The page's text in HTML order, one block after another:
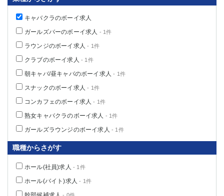
キャバクラのボーイ求人
ガールズバーのボーイ求人 - 1件
ラウンジのボーイ求人 - 1件
クラブのボーイ求人 - 1件
朝キャバ/昼キャバのボーイ求人 - 1件
スナックのボーイ求人 - 1件
コンカフェのボーイ求人 - 1件
熟女キャバクラのボーイ求人 - 1件
ガールズラウンジのボーイ求人 - 1件
職種からさがす
ホール(社員)求人 - 1件
ホール(バイト)求人 - 1件
栃木県
茨城県
群馬県